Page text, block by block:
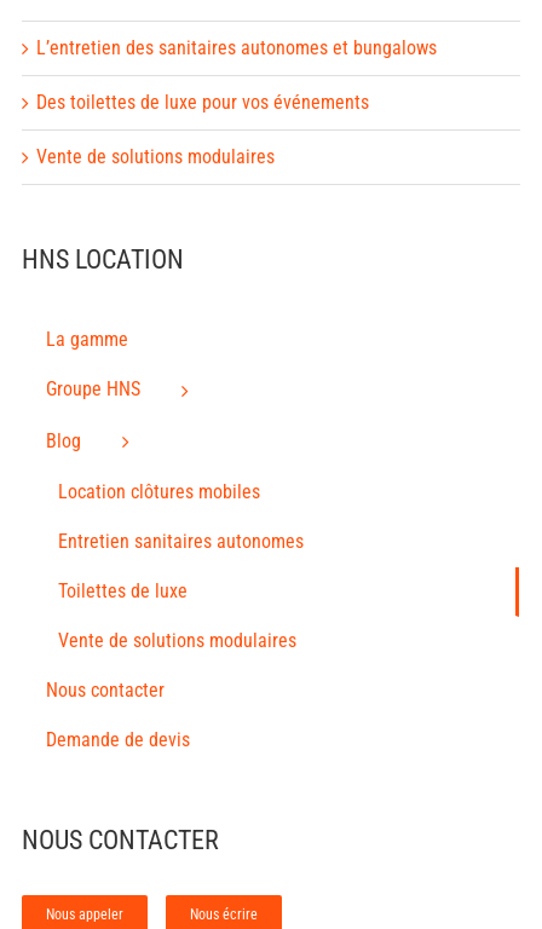
L’entretien des sanitaires autonomes et bungalows
Des toilettes de luxe pour vos événements
Vente de solutions modulaires
HNS LOCATION
La gamme
Groupe HNS
Blog
Location clôtures mobiles
Entretien sanitaires autonomes
Toilettes de luxe
Vente de solutions modulaires
Nous contacter
Demande de devis
NOUS CONTACTER
Nous appeler Nous écrire